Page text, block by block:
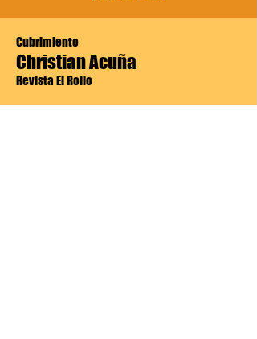
Cubrimiento
Christian Acuña
Revista El Rollo